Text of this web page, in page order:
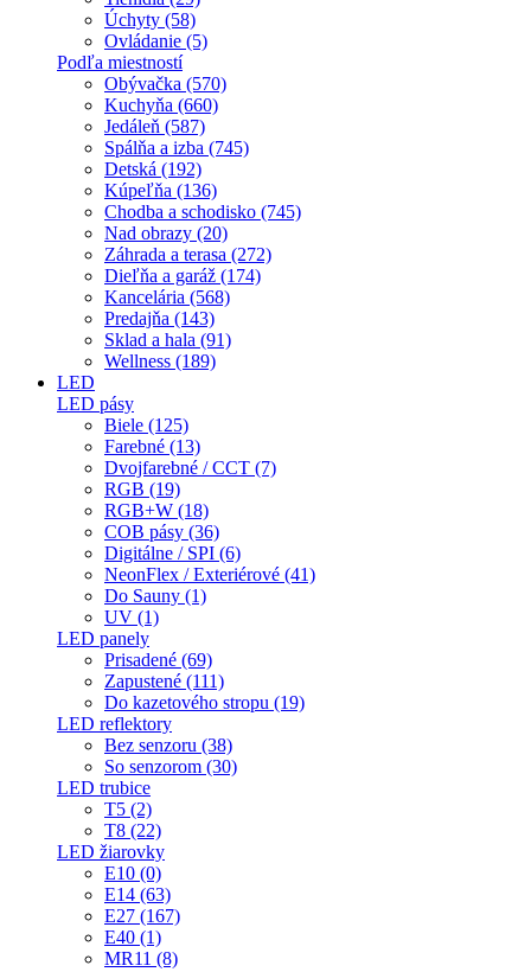
Úchyty (58)
Ovládanie (5)
Podľa miestností
Obývačka (570)
Kuchyňa (660)
Jedáleň (587)
Spálňa a izba (745)
Detská (192)
Kúpeľňa (136)
Chodba a schodisko (745)
Nad obrazy (20)
Záhrada a terasa (272)
Dieľňa a garáž (174)
Kancelária (568)
Predajňa (143)
Sklad a hala (91)
Wellness (189)
LED
LED pásy
Biele (125)
Farebné (13)
Dvojfarebné / CCT (7)
RGB (19)
RGB+W (18)
COB pásy (36)
Digitálne / SPI (6)
NeonFlex / Exteriérové (41)
Do Sauny (1)
UV (1)
LED panely
Prisadené (69)
Zapustené (111)
Do kazetového stropu (19)
LED reflektory
Bez senzoru (38)
So senzorom (30)
LED trubice
T5 (2)
T8 (22)
LED žiarovky
E10 (0)
E14 (63)
E27 (167)
E40 (1)
MR11 (8)